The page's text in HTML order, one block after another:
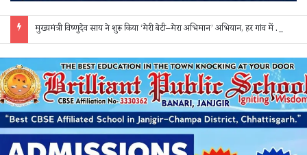
मुख्यमंत्री विष्णुदेव साय ने शुरू किया ‘मेरी बेटी–मेरा अभिमान’ अभियान, हर गांव में मुक्तिधाम और हर स्कूल में बालिका शौचालय